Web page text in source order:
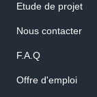
Etude de projet
Nous contacter
F.A.Q
Offre d'emploi